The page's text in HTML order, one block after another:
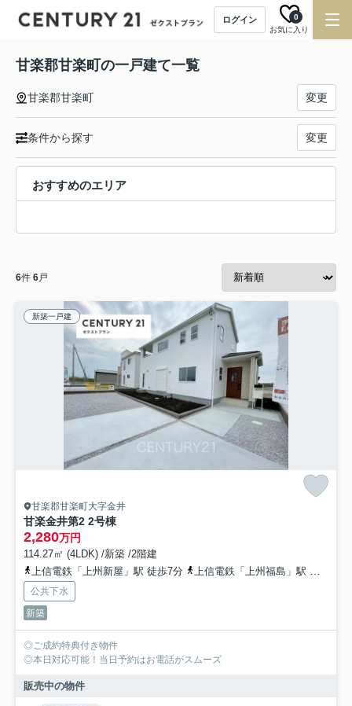
ログイン
お気に入り
0
甘楽郡甘楽町の一戸建て一覧
甘楽郡甘楽町 変更
条件から探す 変更
おすすめのエリア
6件 6戸
新築一戸建
甘楽郡甘楽町大字金井
甘楽金井第2 2号棟
2,280万円
114.27㎡ (4LDK) /新築 /2階建
上信電鉄「上州新屋」駅 徒歩7分
上信電鉄「上州福島」駅 徒歩23分
公共下水
新築
◎ご成約特典付き物件
◎本日対応可能！当日予約はお電話がスムーズ
販売中の物件